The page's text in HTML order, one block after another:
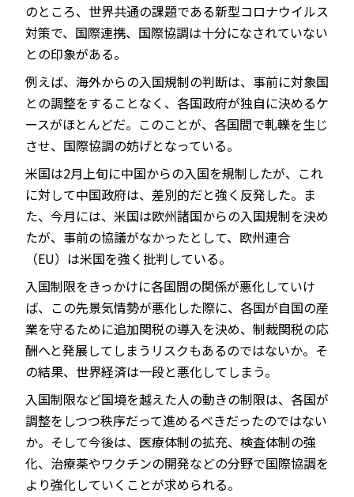
のところ、世界共通の課題である新型コロナウイルス
対策で、国際連携、国際協調は十分になされていない
との印象がある。
例えば、海外からの入国規制の判断は、事前に対象国
との調整をすることなく、各国政府が独自に決めるケ
ースがほとんどだ。このことが、各国間で軋轢を生じ
させ、国際協調の妨げとなっている。
米国は2月上旬に中国からの入国を規制したが、これ
に対して中国政府は、差別的だと強く反発した。ま
た、今月には、米国は欧州諸国からの入国規制を決め
たが、事前の協議がなかったとして、欧州連合
（EU）は米国を強く批判している。
入国制限をきっかけに各国間の関係が悪化していけ
ば、この先景気情勢が悪化した際に、各国が自国の産
業を守るために追加関税の導入を決め、制裁関税の応
酬へと発展してしまうリスクもあるのではないか。そ
の結果、世界経済は一段と悪化してしまう。
入国制限など国境を越えた人の動きの制限は、各国が
調整をしつつ秩序だって進めるべきだったのではない
か。そして今後は、医療体制の拡充、検査体制の強
化、治療薬やワクチンの開発などの分野で国際協調を
より強化していくことが求められる。